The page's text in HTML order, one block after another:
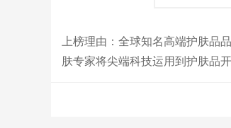
上榜理由：全球知名高端护肤品
肤专家将尖端科技运用到护肤品